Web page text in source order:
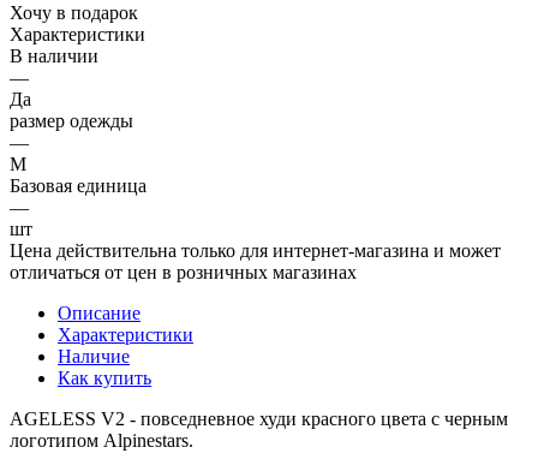
Хочу в подарок
Характеристики
В наличии
—
Да
размер одежды
—
M
Базовая единица
—
шт
Цена действительна только для интернет-магазина и может
отличаться от цен в розничных магазинах
Описание
Характеристики
Наличие
Как купить
AGELESS V2 - повседневное худи красного цвета с черным
логотипом Alpinestars.